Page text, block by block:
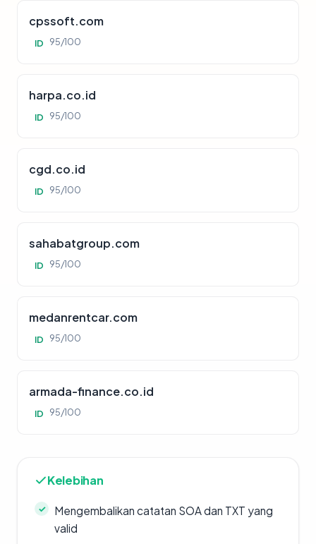
cpssoft.com
ID 95/100
harpa.co.id
ID 95/100
cgd.co.id
ID 95/100
sahabatgroup.com
ID 95/100
medanrentcar.com
ID 95/100
armada-finance.co.id
ID 95/100
Kelebihan
Mengembalikan catatan SOA dan TXT yang
valid